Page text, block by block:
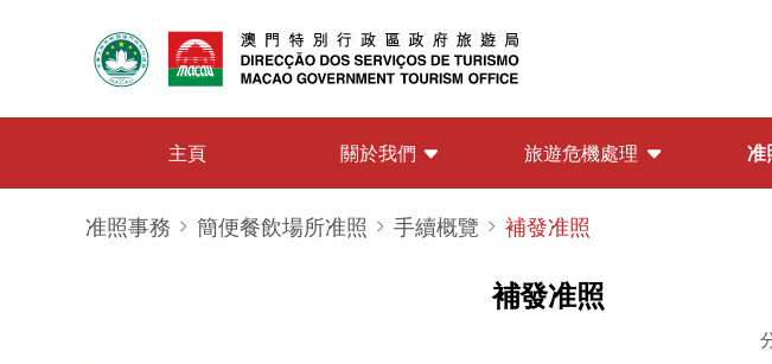
主頁 關於我們 旅遊危機處理 准
准照事務 簡便餐飲場所准照 手續概覽 補發准照
補發准照